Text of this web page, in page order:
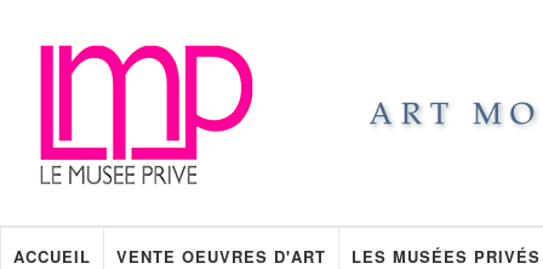
ACCUEIL VENTE OEUVRES D'ART LES MUSÉES PRIVÉS